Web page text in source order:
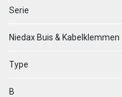
Serie
Niedax Buis & Kabelklemmen
Type
B